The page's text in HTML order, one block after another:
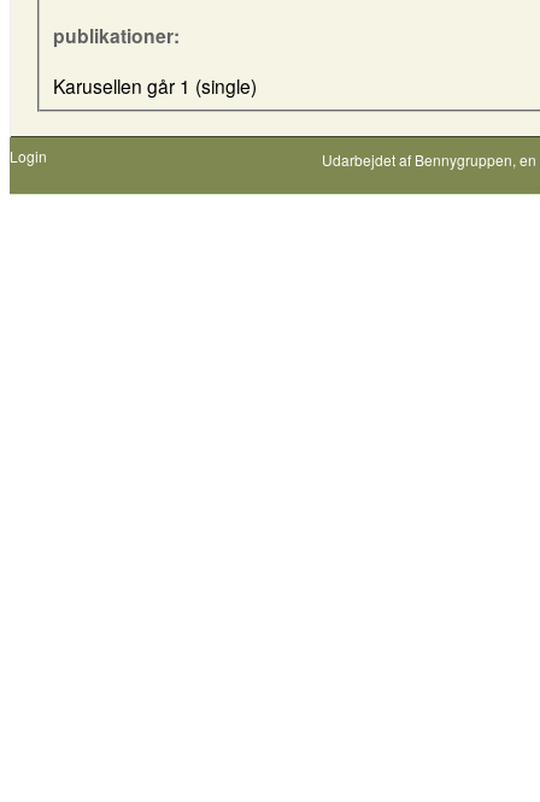
publikationer:
Karusellen går 1 (single)
Login Udarbejdet af Bennygruppen,